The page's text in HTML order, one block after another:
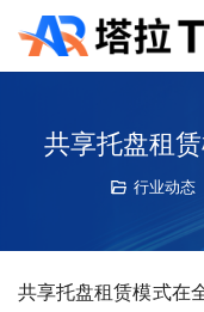
共享托盘租
行业动态
共享托盘租赁模式在